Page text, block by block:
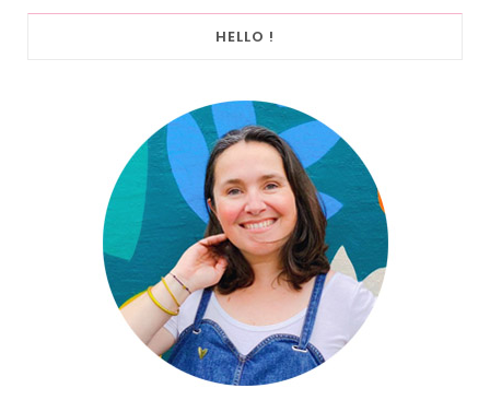
HELLO !